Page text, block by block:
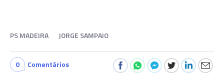
PS MADEIRA JORGE SAMPAIO
0 Comentários